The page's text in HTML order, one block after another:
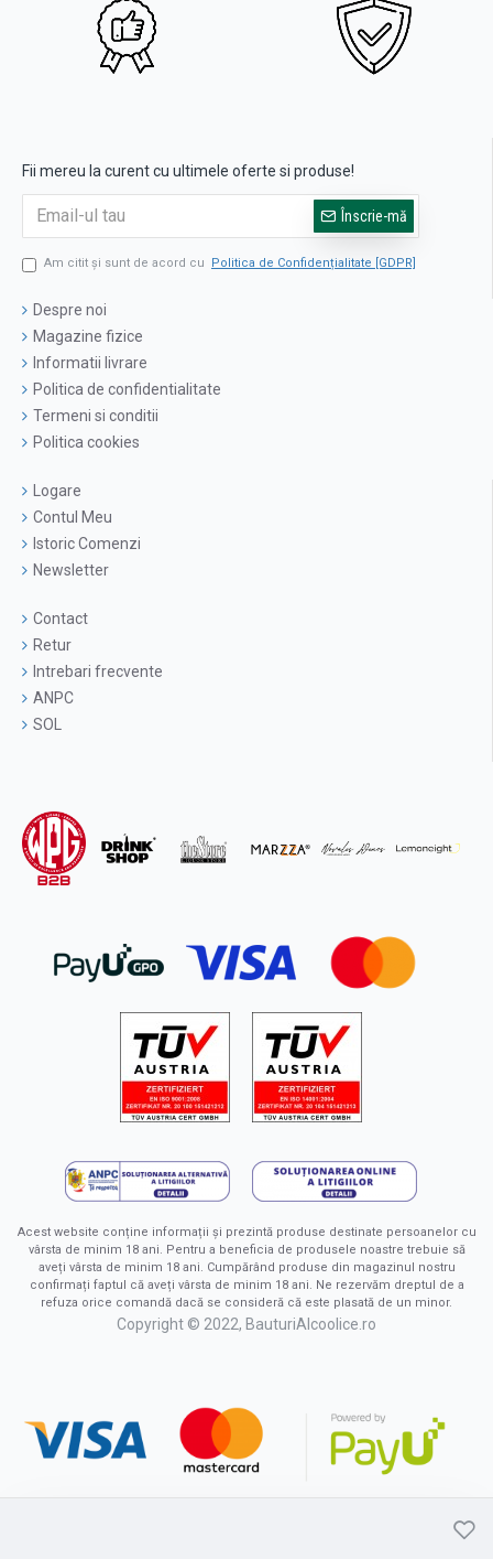
Fii mereu la curent cu ultimele oferte si produse!
Înscrie-mă
Am citit şi sunt de acord cu Politica de Confidențialitate [GDPR]
Despre noi
Magazine fizice
Informatii livrare
Politica de confidentialitate
Termeni si conditii
Politica cookies
Logare
Contul Meu
Istoric Comenzi
Newsletter
Contact
Retur
Intrebari frecvente
ANPC
SOL
Acest website conține informații și prezintă produse destinate persoanelor cu
vârsta de minim 18 ani. Pentru a beneficia de produsele noastre trebuie să
aveți vârsta de minim 18 ani. Cumpărând produse din magazinul nostru
confirmați faptul că aveți vârsta de minim 18 ani. Ne rezervăm dreptul de a
refuza orice comandă dacă se consideră că este plasată de un minor.
Copyright © 2022, BauturiAlcoolice.ro